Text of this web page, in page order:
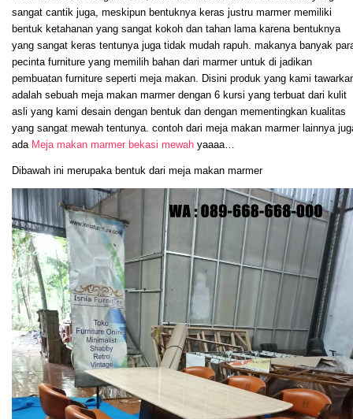
sangat cantik juga, meskipun bentuknya keras justru marmer memiliki
bentuk ketahanan yang sangat kokoh dan tahan lama karena bentuknya
yang sangat keras tentunya juga tidak mudah rapuh. makanya banyak
pecinta furniture yang memilih bahan dari marmer untuk di jadikan
pembuatan furniture seperti meja makan. Disini produk yang kami
adalah sebuah meja makan marmer dengan 6 kursi yang terbuat dari kulit
asli yang kami desain dengan bentuk dan dengan mementingkan kualitas
yang sangat mewah tentunya. contoh dari meja makan marmer lainnya
ada Meja makan marmer bekasi mewah yaaaa…
Dibawah ini merupaka bentuk dari meja makan marmer